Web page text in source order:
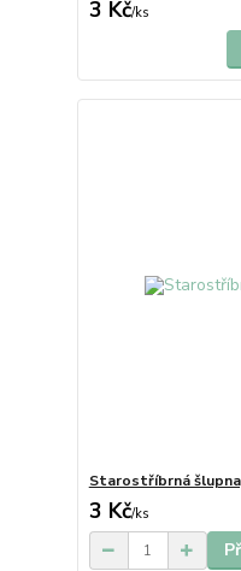
3 Kč/ks
Starostříbrná
3 Kč/ks